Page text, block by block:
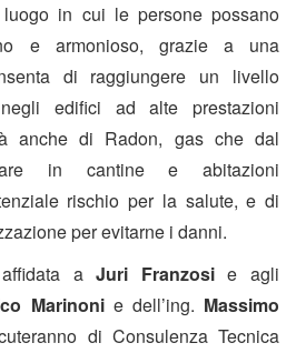
luogo in cui le persone possano
e armonioso, grazie a una
di raggiungere un livello
edifici ad alte prestazioni
anche di Radon, gas che dal
in cantine e abitazioni
rischio per la salute, e di
per evitarne i danni.
a Juri Franzosi e agli
Marinoni e dell’ing. Massimo
di Consulenza Tecnica